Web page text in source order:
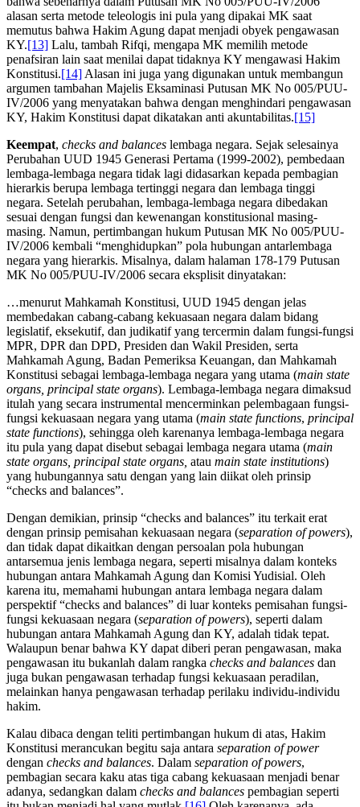
alasan serta metode teleologis ini pula yang dipakai MK saat
memutus bahwa Hakim Agung dapat menjadi obyek pengawasan
KY.[13] Lalu, tambah Rifqi, mengapa MK memilih metode
penafsiran lain saat menilai dapat tidaknya KY mengawasi Hakim
Konstitusi.[14] Alasan ini juga yang digunakan untuk membangun
argumen tambahan Majelis Eksaminasi Putusan MK No 005/PUU-
IV/2006 yang menyatakan bahwa dengan menghindari pengawasan
KY, Hakim Konstitusi dapat dikatakan anti akuntabilitas.[15]
Keempat, checks and balances lembaga negara. Sejak selesainya
Perubahan UUD 1945 Generasi Pertama (1999-2002), pembedaan
lembaga-lembaga negara tidak lagi didasarkan kepada pembagian
hierarkis berupa lembaga tertinggi negara dan lembaga tinggi
negara. Setelah perubahan, lembaga-lembaga negara dibedakan
sesuai dengan fungsi dan kewenangan konstitusional masing-
masing. Namun, pertimbangan hukum Putusan MK No 005/PUU-
IV/2006 kembali “menghidupkan” pola hubungan antarlembaga
negara yang hierarkis. Misalnya, dalam halaman 178-179 Putusan
MK No 005/PUU-IV/2006 secara eksplisit dinyatakan:
…menurut Mahkamah Konstitusi, UUD 1945 dengan jelas
membedakan cabang-cabang kekuasaan negara dalam bidang
legislatif, eksekutif, dan judikatif yang tercermin dalam fungsi-fungsi
MPR, DPR dan DPD, Presiden dan Wakil Presiden, serta
Mahkamah Agung, Badan Pemeriksa Keuangan, dan Mahkamah
Konstitusi sebagai lembaga-lembaga negara yang utama (main state
organs, principal state organs). Lembaga-lembaga negara dimaksud
itulah yang secara instrumental mencerminkan pelembagaan fungsi-
fungsi kekuasaan negara yang utama (main state functions, principal
state functions), sehingga oleh karenanya lembaga-lembaga negara
itu pula yang dapat disebut sebagai lembaga negara utama (main
state organs, principal state organs, atau main state institutions)
yang hubungannya satu dengan yang lain diikat oleh prinsip
“checks and balances”.
Dengan demikian, prinsip “checks and balances” itu terkait erat
dengan prinsip pemisahan kekuasaan negara (separation of powers),
dan tidak dapat dikaitkan dengan persoalan pola hubungan
antarsemua jenis lembaga negara, seperti misalnya dalam konteks
hubungan antara Mahkamah Agung dan Komisi Yudisial. Oleh
karena itu, memahami hubungan antara lembaga negara dalam
perspektif “checks and balances” di luar konteks pemisahan fungsi-
fungsi kekuasaan negara (separation of powers), seperti dalam
hubungan antara Mahkamah Agung dan KY, adalah tidak tepat.
Walaupun benar bahwa KY dapat diberi peran pengawasan, maka
pengawasan itu bukanlah dalam rangka checks and balances dan
juga bukan pengawasan terhadap fungsi kekuasaan peradilan,
melainkan hanya pengawasan terhadap perilaku individu-individu
hakim.
Kalau dibaca dengan teliti pertimbangan hukum di atas, Hakim
Konstitusi merancukan begitu saja antara separation of power
dengan checks and balances. Dalam separation of powers,
pembagian secara kaku atas tiga cabang kekuasaan menjadi benar
adanya, sedangkan dalam checks and balances pembagian seperti